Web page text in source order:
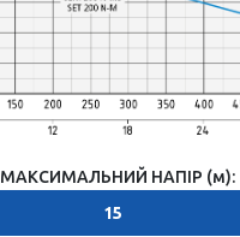
МАКСИМАЛЬНИЙ НАПІР (м):
15